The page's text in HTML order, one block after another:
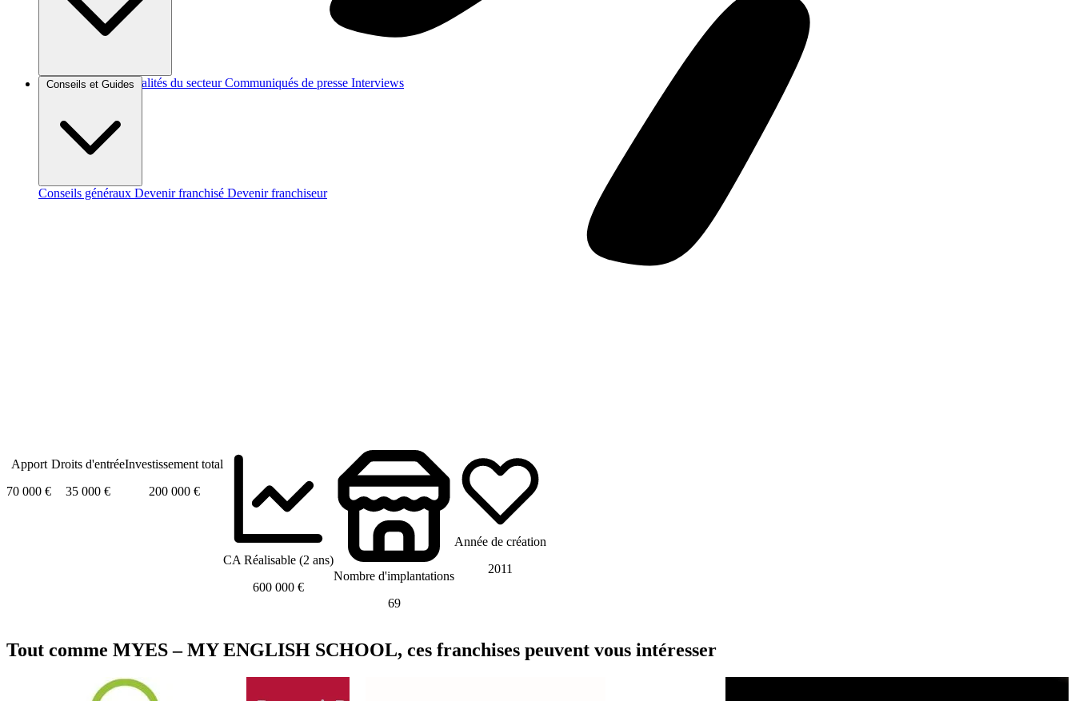
Brèves et actus Actualités du secteur Communiqués de presse Interviews
Conseils et Guides
Conseils généraux Devenir franchisé Devenir franchiseur
Apport
70 000 €
Droits d'entrée
35 000 €
Investissement total
200 000 €
CA Réalisable (2 ans)
600 000 €
Nombre d'implantations
69
Année de création
2011
Tout comme MYES – MY ENGLISH SCHOOL, ces franchises peuvent vous intéresser